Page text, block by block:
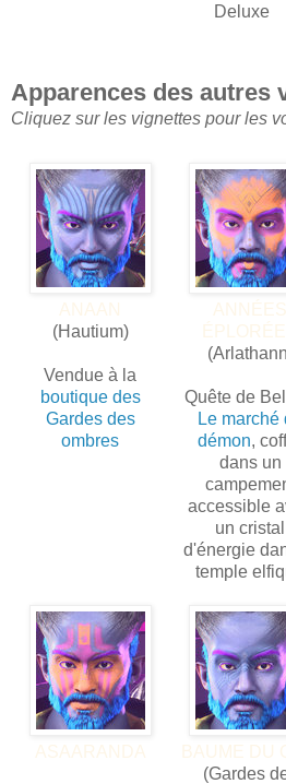
Deluxe
Apparences des autres
Cliquez sur les vignettes pour les
ANAAN
(Hautium)
Vendue à la
boutique des
Gardes des
ombres
ANNÉES
Quête de
Le marché
démon,
dans un
accessible
un cristal
d'énergie
temple
ASAARANDA
BAUME DU
(Gardes